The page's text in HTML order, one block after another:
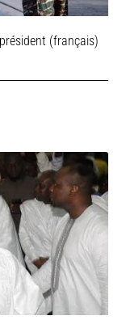
président (français)